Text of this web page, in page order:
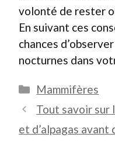
volonté de rester
En suivant ces
chances
nocturnes dans
Catégories
Mammifères
Tout savoir sur
et d’alpagas avant